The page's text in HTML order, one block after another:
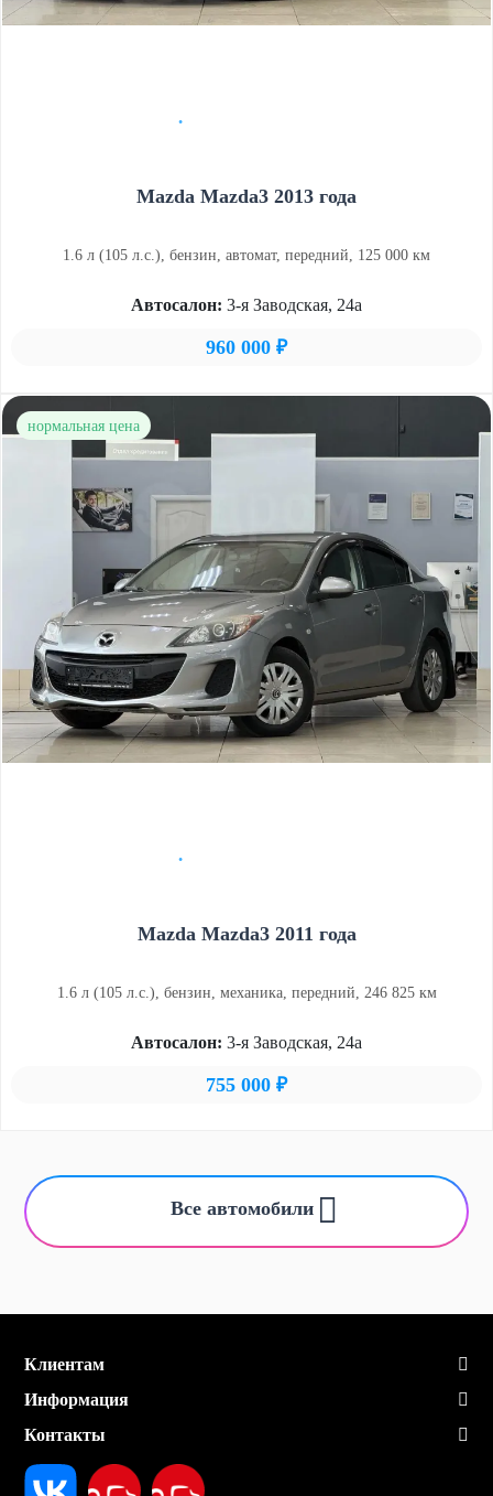
Mazda Mazda3 2013 года
1.6 л (105 л.с.), бензин, автомат, передний, 125 000 км
Автосалон: 3-я Заводская, 24а
960 000 ₽
нормальная цена
Mazda Mazda3 2011 года
1.6 л (105 л.с.), бензин, механика, передний, 246 825 км
Автосалон: 3-я Заводская, 24а
755 000 ₽
Все автомобили
Клиентам
Информация
Контакты